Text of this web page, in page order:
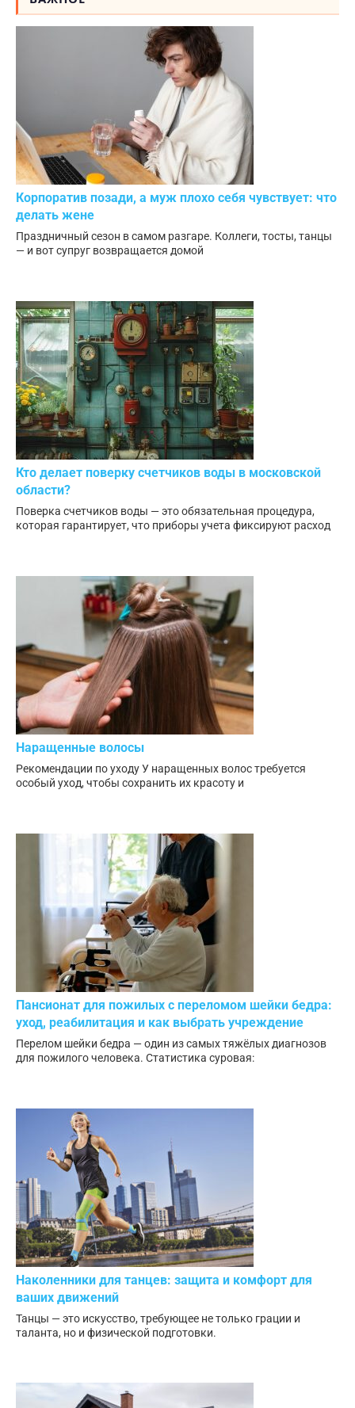
Корпоратив позади, а муж плохо себя чувствует: что
делать жене
Праздничный сезон в самом разгаре. Коллеги, тосты, танцы
— и вот супруг возвращается домой
Кто делает поверку счетчиков воды в московской
области?
Поверка счетчиков воды — это обязательная процедура,
которая гарантирует, что приборы учета фиксируют расход
Наращенные волосы
Рекомендации по уходу У наращенных волос требуется
особый уход, чтобы сохранить их красоту и
Пансионат для пожилых с переломом шейки бедра:
уход, реабилитация и как выбрать учреждение
Перелом шейки бедра — один из самых тяжёлых диагнозов
для пожилого человека. Статистика суровая:
Наколенники для танцев: защита и комфорт для
ваших движений
Танцы — это искусство, требующее не только грации и
таланта, но и физической подготовки.